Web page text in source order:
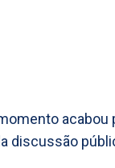
acabou
discussão